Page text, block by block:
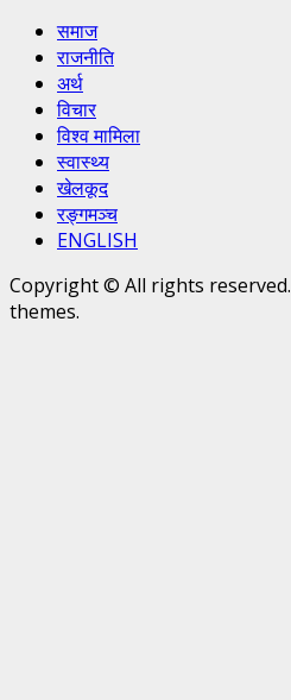
समाज
राजनीति
अर्थ
विचार
विश्व मामिला
स्वास्थ्य
खेलकूद
रङ्गमञ्च
ENGLISH
Copyright © All rights reserved.
themes.